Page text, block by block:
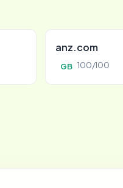
anz.com
GB 100/100